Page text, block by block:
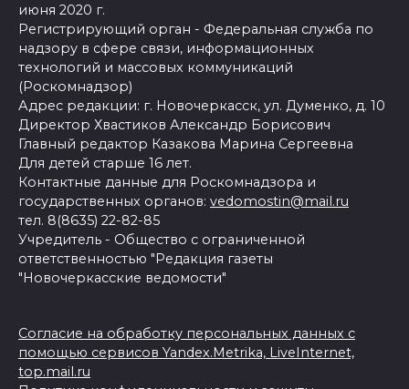
июня 2020 г.
Регистрирующий орган - Федеральная служба по
надзору в сфере связи, информационных
технологий и массовых коммуникаций
(Роскомнадзор)
Адрес редакции: г. Новочеркасск, ул. Думенко, д. 10
Директор Хвастиков Александр Борисович
Главный редактор Казакова Марина Сергеевна
Для детей старше 16 лет.
Контактные данные для Роскомнадзора и
государственных органов: vedomostin@mail.ru
тел. 8(8635) 22-82-85
Учредитель - Общество с ограниченной
ответственностью "Редакция газеты
"Новочеркасские ведомости"
Согласие на обработку персональных данных с
помощью сервисов Yandex.Metrika, LiveInternet,
top.mail.ru